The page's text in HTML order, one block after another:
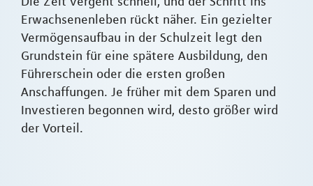
Erwachsenenleben rückt näher. Ein gezielter
Vermögensaufbau in der Schulzeit legt den
Grundstein für eine spätere Ausbildung, den
Führerschein oder die ersten großen
Anschaffungen. Je früher mit dem Sparen und
Investieren begonnen wird, desto größer wird
der Vorteil.